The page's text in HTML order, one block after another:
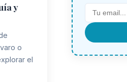
y
o
el